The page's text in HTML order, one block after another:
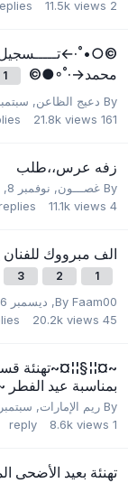
2
11.5k views
محمد→·˚◦●©
1
By دعيج الظاعن, سبتمبر 29,
161
21.8k views
زفه عرس،،طلب
By غصـــون, نوفمبر 8, 2008
4
11.1k views
الف مبرووك
1
2
3
By Faam00
, ديسمبر 26, 2003
45
20.2k views
~¤¦¦§¦¦¤~تهنئة
بمناسبة عيد الفطر
By ريم الإمارات, سبتمبر 19, 2009
1
reply 8.6k views
تهنئة بعيد الأضحى